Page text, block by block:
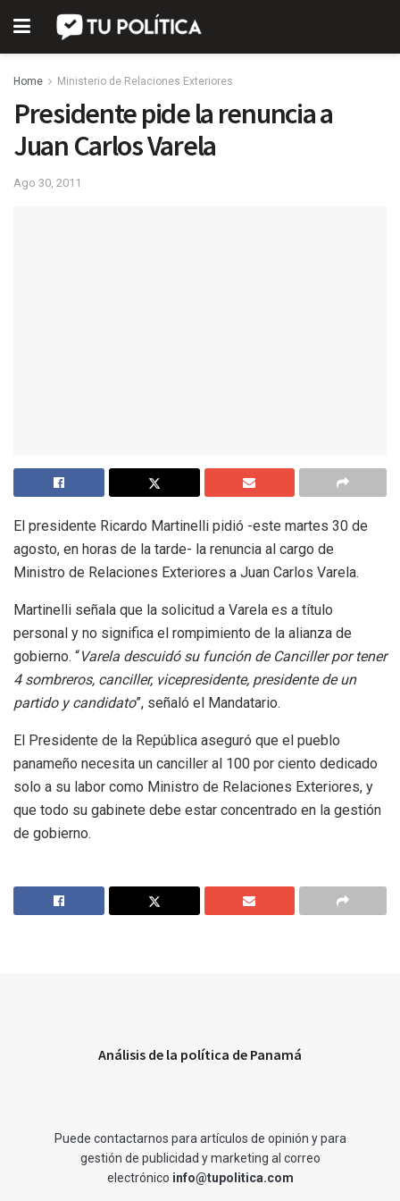
Home Ministerio de Relaciones Exteriores
Presidente pide la renuncia a
Juan Carlos Varela
Ago 30, 2011
El presidente Ricardo Martinelli pidió -este martes 30 de
agosto, en horas de la tarde- la renuncia al cargo de
Ministro de Relaciones Exteriores a Juan Carlos Varela.
Martinelli señala que la solicitud a Varela es a título
personal y no significa el rompimiento de la alianza de
gobierno. “Varela descuidó su función de Canciller por tener
4 sombreros, canciller, vicepresidente, presidente de un
partido y candidato”, señaló el Mandatario.
El Presidente de la República aseguró que el pueblo
panameño necesita un canciller al 100 por ciento dedicado
solo a su labor como Ministro de Relaciones Exteriores, y
que todo su gabinete debe estar concentrado en la gestión
de gobierno.
Análisis de la política de Panamá
Puede contactarnos para artículos de opinión y para
gestión de publicidad y marketing al correo
electrónico info@tupolitica.com